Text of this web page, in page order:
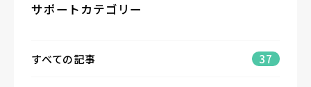
サポートカテゴリー
すべての記事 37